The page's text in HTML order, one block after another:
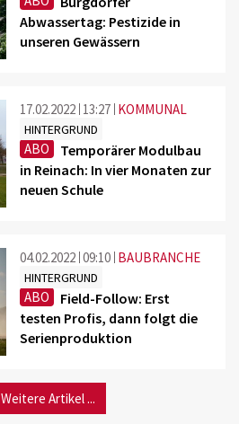
Abwassertag: Pestizide in
unseren Gewässern
17.02.2022 13:27 KOMMUNAL
HINTERGRUND
ABO
Temporärer Modulbau
in Reinach: In vier Monaten zur
neuen Schule
04.02.2022 09:10 BAUBRANCHE
HINTERGRUND
ABO
Field-Follow: Erst
testen Profis, dann folgt die
Serienproduktion
Weitere Artikel ...